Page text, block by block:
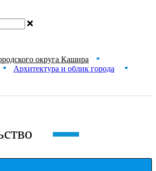
округа Кашира ■
■ Архитектура и облик города ■